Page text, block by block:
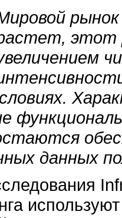
этот
данных